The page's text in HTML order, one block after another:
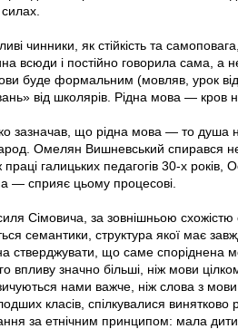
чинники, як стійкість та
всюди і постійно говорила сама, а
буде формальним (мовляв, урок
від школярів. Рідна мова — кров
зазначав, що рідна мова — то душа
Омелян Вишневський спирався
галицьких педагогів 30-х
— сприяє цьому процесові.
Сімовича, за зовнішньою схожістю
семантики, структура якої має
що саме споріднена
впливу значно більші, ніж мови
нами важче, ніж слова з
класів, спілкувалися
за етнічним принципом: мала